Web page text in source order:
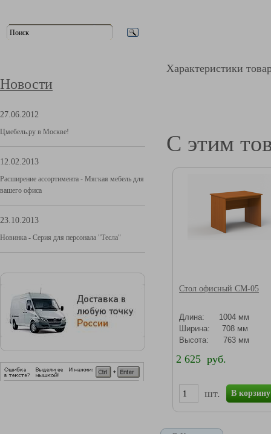
Новости
27.06.2012
Цмебель.ру в Москве!
12.02.2013
Расширение ассортимента - Мягкая мебель для
вашего офиса
23.10.2013
Новинка - Серия для персонала "Тесла"
Характеристики
С этим
Стол офисный СМ-05
Длина: 1004 мм
Ширина: 708 мм
Высота: 763 мм
2 625 руб.
шт. В корзину